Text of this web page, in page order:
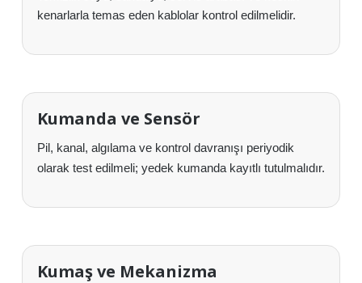
kenarlarla temas eden kablolar kontrol edilmelidir.
Kumanda ve Sensör
Pil, kanal, algılama ve kontrol davranışı periyodik
olarak test edilmeli; yedek kumanda kayıtlı tutulmalıdır.
Kumaş ve Mekanizma